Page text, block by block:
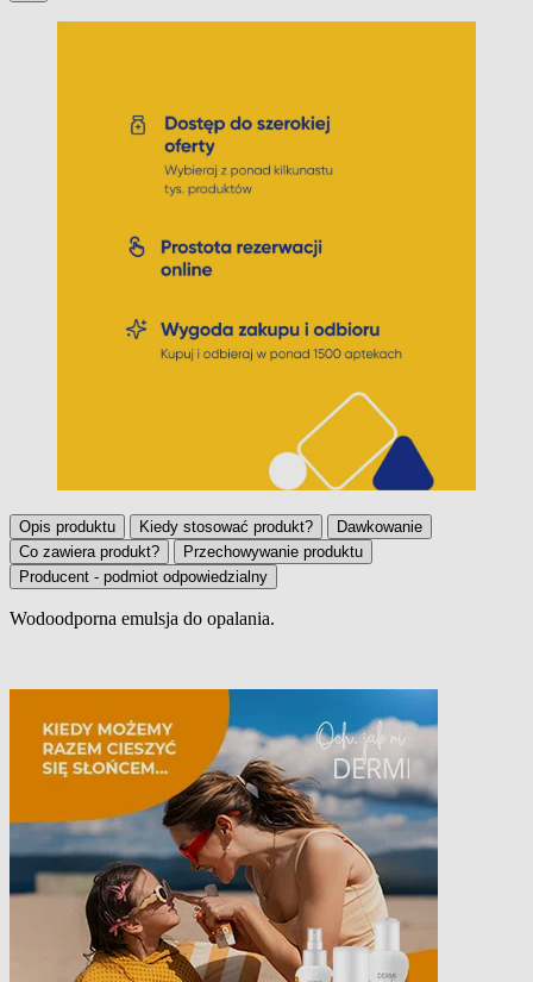
Opis produktu Kiedy stosować produkt?
Dawkowanie
Co zawiera produkt?
Przechowywanie produktu
Producent - podmiot odpowiedzialny
Wodoodporna emulsja do opalania.